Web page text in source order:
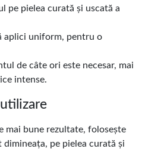
pe pielea curată și uscată a
aplici uniform, pentru o
de câte ori este necesar, mai
intense.
mai bune rezultate, folosește
pe pielea curată și